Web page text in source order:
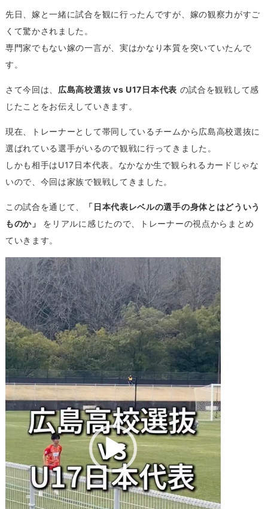
先日、嫁と一緒に試合を観に行ったんですが、嫁の観察力がすご
くて驚かされました。
専門家でもない嫁の一言が、実はかなり本質を突いていたんで
す。
さて今回は、 広島高校選抜 vs U17日本代表 の試合を観戦して感
じたことをお伝えしていきます。
現在、トレーナーとして帯同しているチームから広島高校選抜に
選ばれている選手がいるので観戦に行ってきました。
しかも相手はU17日本代表。なかなか生で観られるカードじゃな
いので、今回は家族で観戦してきました。
この試合を通じて、
「日本代表レベルの選手の身体とはどういう
ものか」
をリアルに感じたので、トレーナーの視点からまとめ
ていきます。
画
プ
レ
ー
ヤ
ー